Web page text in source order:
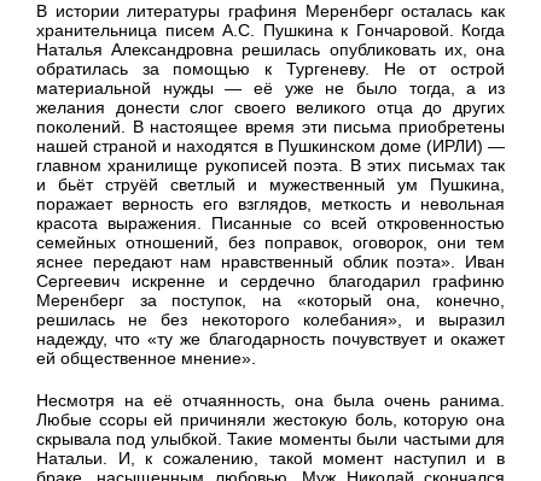
В истории литературы графиня Меренберг осталась как
хранительница писем А.С. Пушкина к Гончаровой. Когда
Наталья Александровна решилась опубликовать их, она
обратилась за помощью к Тургеневу. Не от острой
материальной нужды — её уже не было тогда, а из
желания донести слог своего великого отца до других
поколений. В настоящее время эти письма приобретены
нашей страной и находятся в Пушкинском доме (ИРЛИ) —
главном хранилище рукописей поэта. В этих письмах так
и бьёт струёй светлый и мужественный ум Пушкина,
поражает верность его взглядов, меткость и невольная
красота выражения. Писанные со всей откровенностью
семейных отношений, без поправок, оговорок, они тем
яснее передают нам нравственный облик поэта». Иван
Сергеевич искренне и сердечно благодарил графиню
Меренберг за поступок, на «который она, конечно,
решилась не без некоторого колебания», и выразил
надежду, что «ту же благодарность почувствует и окажет
ей общественное мнение».
Несмотря на её отчаянность, она была очень ранима.
Любые ссоры ей причиняли жестокую боль, которую она
скрывала под улыбкой. Такие моменты были частыми для
Натальи. И, к сожалению, такой момент наступил и в